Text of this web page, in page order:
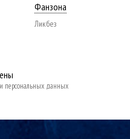
Фанзона
Ликбез
персональных данных